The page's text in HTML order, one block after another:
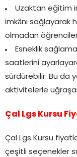
Uzaktan eğitim
imkânı sağlayarak
olmadan
Esneklik
saatlerini
sürdürebilir. Bu da
aktivitelerle
Çal Lgs Kursu
Çal Lgs Kursu
çeşitli seçenekler